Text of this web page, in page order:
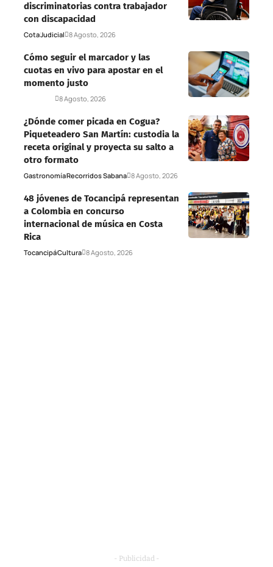
discriminatorias contra trabajador
con discapacidad
CotaJudicial 8 Agosto, 2026
Cómo seguir el marcador y las
cuotas en vivo para apostar en el
momento justo
8 Agosto, 2026
¿Dónde comer picada en Cogua?
Piqueteadero San Martín: custodia la
receta original y proyecta su salto a
otro formato
GastronomíaRecorridos Sabana 8 Agosto, 2026
48 jóvenes de Tocancipá representan
a Colombia en concurso
internacional de música en Costa
Rica
TocancipáCultura 8 Agosto, 2026
- Publicidad -